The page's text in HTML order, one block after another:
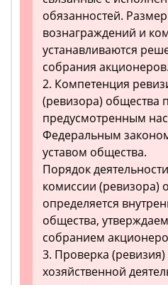
обязанностей.
вознаграждений и
устанавливаются
собрания акционеров.
2. Компетенция
(ревизора) общества
предусмотренным
Федеральным
уставом общества.
Порядок
комиссии (ревизора)
определяется
общества,
собранием
3. Проверка
хозяйственной